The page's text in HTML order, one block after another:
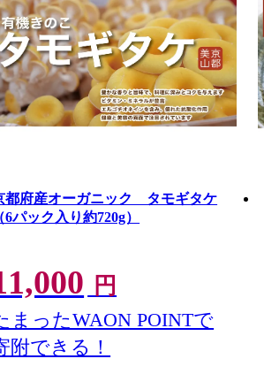
都府産オーガニック タモギタケ
6パック入り約720g）
円
まったWAON POINTで
附できる！